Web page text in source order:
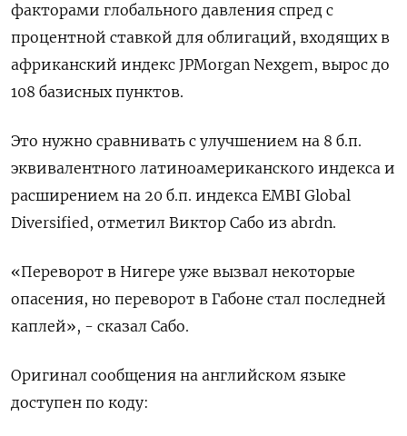
факторами глобального давления спред с
процентной ставкой для облигаций, входящих в
африканский индекс JPMorgan Nexgem, вырос до
108 базисных пунктов.
Это нужно сравнивать с улучшением на 8 б.п.
эквивалентного латиноамериканского индекса и
расширением на 20 б.п. индекса EMBI Global
Diversified, отметил Виктор Сабо из abrdn.
«Переворот в Нигере уже вызвал некоторые
опасения, но переворот в Габоне стал последней
каплей», - сказал Сабо.
Оригинал сообщения на английском языке
доступен по коду: